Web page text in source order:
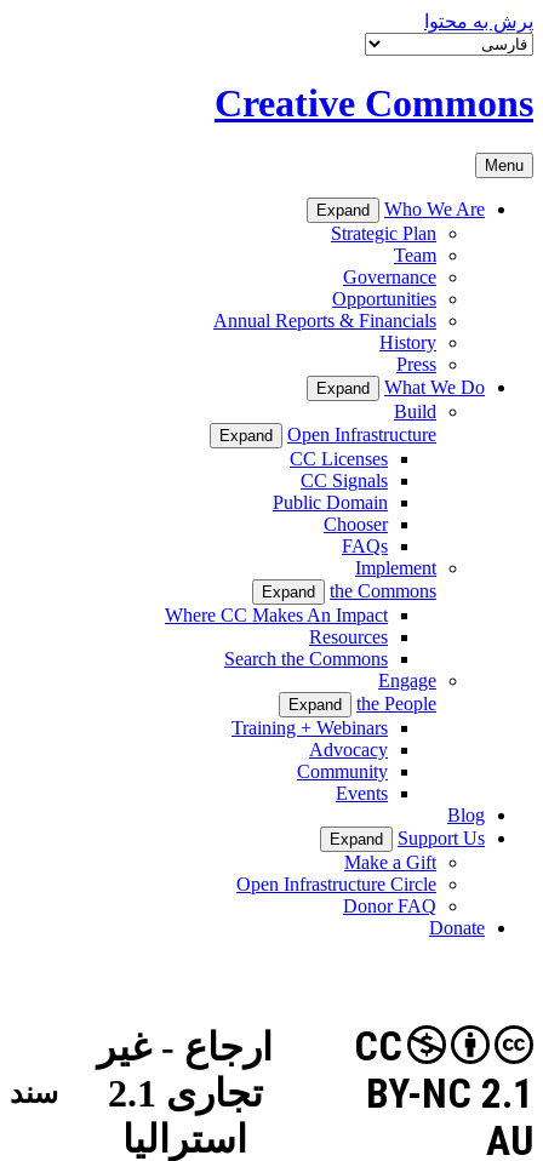
پرش به محتوا
Creative Commons
Menu
Who We Are
Expand
Strategic Plan
Team
Governance
Opportunities
Annual Reports & Financials
History
Press
What We Do
Expand
Build
Open Infrastructure
Expand
CC Licenses
CC Signals
Public Domain
Chooser
FAQs
Implement
the Commons
Expand
Where CC Makes An Impact
Resources
Search the Commons
Engage
the People
Expand
Training + Webinars
Advocacy
Community
Events
Blog
Support Us
Expand
Make a Gift
Open Infrastructure Circle
Donor FAQ
Donate
ارجاع - غیر
تجاری 2.1
استرالیا
CC
BY-NC 2.1
AU
سند